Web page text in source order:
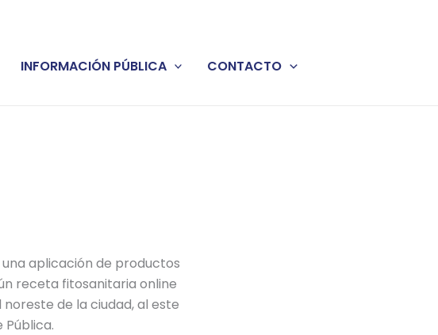
INFORMACIÓN PÚBLICA
CONTACTO
aplicación de productos
receta fitosanitaria online
noreste de la ciudad, al este